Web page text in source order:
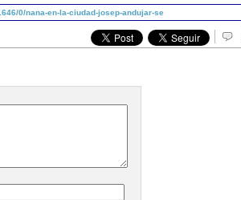
0/nana-en-la-ciudad-josep-andujar-se